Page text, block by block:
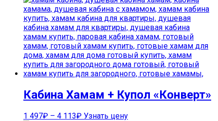
Кабина Хамам + Купол «Конверт»
1 497₽ – 4 113₽ Узнать цену